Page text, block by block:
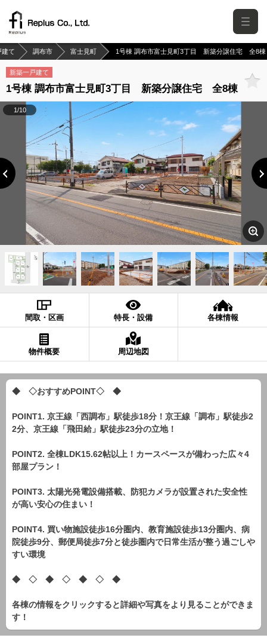
建て 調布市 富士見町 1号棟 調布市富士見町3丁目 新築分譲住宅 全8棟
新築一戸建て
1号棟 調布市富士見町3丁目 新築分譲住宅 全8棟
1/10
間取・区画 特長・設備 各棟情報
物件概要 周辺地図
◆ ◇おすすめPOINT◇ ◆
POINT1. 京王線「西調布」駅徒歩18分！京王線「調布」駅徒歩2
2分、京王線「飛田給」駅徒歩23分の立地！
POINT2. 全棟LDK15.62帖以上！カースペースが備わった広々4
部屋プラン！
POINT3. 太陽光発電設備搭載、防犯カメラが設置された安全性
が高い安心の住まい！
POINT4. 買い物施設徒歩16分圏内、教育施設徒歩13分圏内、病
院徒歩9分、郵便局徒歩7分と徒歩圏内で日常生活が整う過ごしや
すい環境
◆ ◇ ◆ ◇ ◆ ◇ ◆
各棟の情報をクリックすると詳細や写真をより見ることができま
す！